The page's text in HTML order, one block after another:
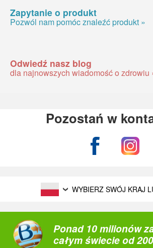
Zapytanie o produkt
Pozwól nam pomóc znaleźć produkt »
Odwiedź nasz blog
dla najnowszych wiadomość o zdrowiu
Pozostań w
WYBIERZ SWÓJ KRAJ
Ponad 10 milionów
całym świecie od